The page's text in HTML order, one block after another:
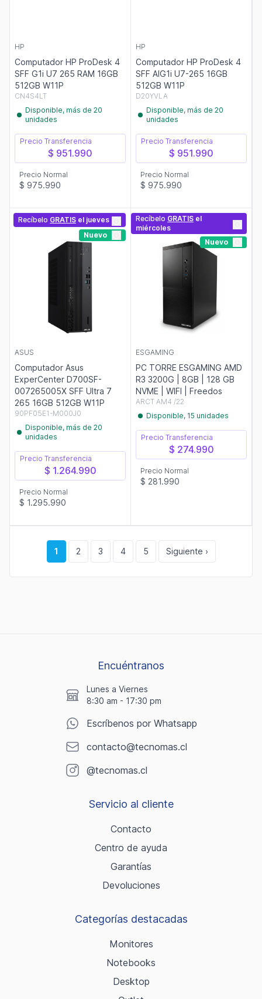
HP
Computador HP ProDesk 4
SFF G1i U7 265 RAM 16GB
512GB W11P
CN4S4LT
Disponible, más de 20
unidades
Precio Transferencia
$ 951.990
Precio Normal
$ 975.990
HP
Computador HP ProDesk 4
SFF AIG1i U7-265 16GB
512GB W11P
D20YVLA
Disponible, más de 20
unidades
Precio Transferencia
$ 951.990
Precio Normal
$ 975.990
Recíbelo GRATIS el jueves
Nuevo
ASUS
Computador Asus
ExperCenter D700SF-
007265005X SFF Ultra 7
265 16GB 512GB W11P
90PF05E1-M000J0
Disponible, más de 20
unidades
Precio Transferencia
$ 1.264.990
Precio Normal
$ 1.295.990
Recíbelo GRATIS el
miércoles
Nuevo
ESGAMING
PC TORRE ESGAMING AMD
R3 3200G | 8GB | 128 GB
NVME | WIFI | Freedos
ARCT AM4 /22
Disponible, 15 unidades
Precio Transferencia
$ 274.990
Precio Normal
$ 281.990
1 2 3 4 5 Siguiente ›
Encuéntranos
Lunes a Viernes
8:30 am - 17:30 pm
Escríbenos por Whatsapp
contacto@tecnomas.cl
@tecnomas.cl
Servicio al cliente
Contacto
Centro de ayuda
Garantías
Devoluciones
Categorías destacadas
Monitores
Notebooks
Desktop